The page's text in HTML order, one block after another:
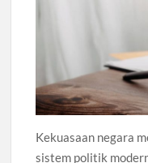
Kekuasaan negara
sistem politik